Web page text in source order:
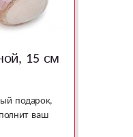
15 см
подарок,
ваш